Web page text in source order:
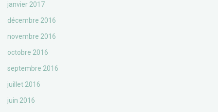
janvier 2017
décembre 2016
novembre 2016
octobre 2016
septembre 2016
juillet 2016
juin 2016